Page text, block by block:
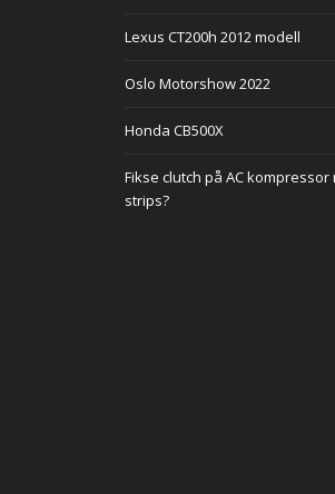
Lexus CT200h 2012 modell
Oslo Motorshow 2022
Honda CB500X
Fikse clutch på AC kompressor
strips?